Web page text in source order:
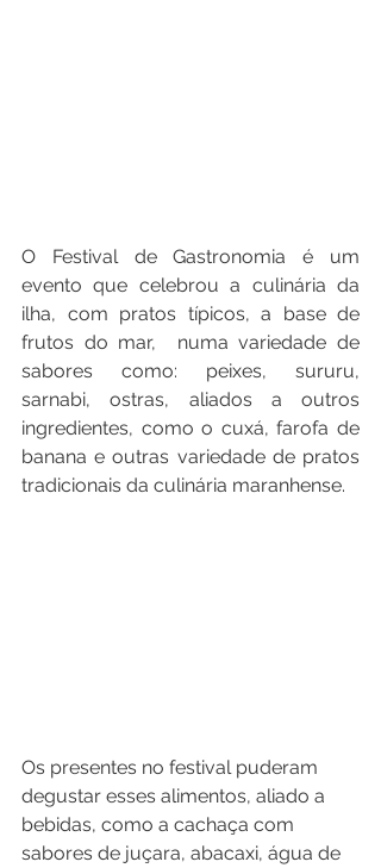
O Festival de Gastronomia é um
evento que celebrou a culinária da
ilha, com pratos típicos, a base de
frutos do mar,  numa variedade de
sabores como: peixes, sururu,
sarnabi, ostras, aliados a outros
ingredientes, como o cuxá, farofa de
banana e outras variedade de pratos
tradicionais da culinária maranhense.
Os presentes no festival puderam
degustar esses alimentos, aliado a
bebidas, como a cachaça com
sabores de juçara, abacaxi, água de